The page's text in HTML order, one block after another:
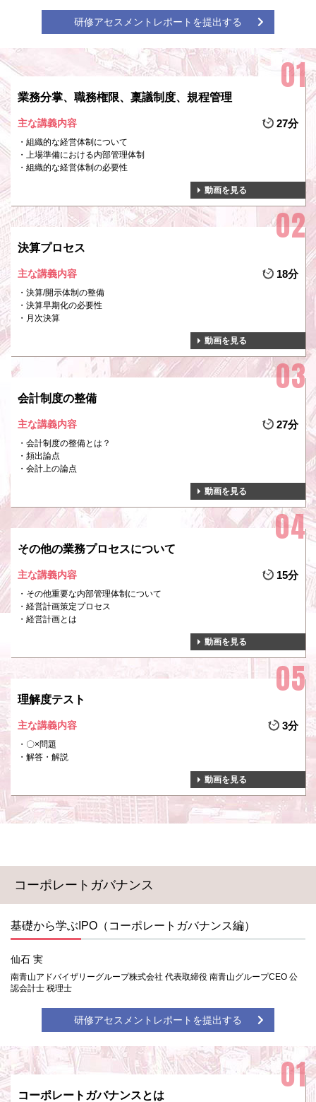
研修アセスメントレポートを提出する
業務分掌、職務権限、稟議制度、規程管理
主な講義内容 27分
組織的な経営体制について
上場準備における内部管理体制
組織的な経営体制の必要性
動画を見る
決算プロセス
主な講義内容 18分
決算/開示体制の整備
決算早期化の必要性
月次決算
動画を見る
会計制度の整備
主な講義内容 27分
会計制度の整備とは？
頻出論点
会計上の論点
動画を見る
その他の業務プロセスについて
主な講義内容 15分
その他重要な内部管理体制について
経営計画策定プロセス
経営計画とは
動画を見る
理解度テスト
主な講義内容 3分
〇×問題
解答・解説
動画を見る
コーポレートガバナンス
基礎から学ぶIPO（コーポレートガバナンス編）
仙石 実
南青山アドバイザリーグループ株式会社 代表取締役 南青山グループCEO 公
認会計士 税理士
研修アセスメントレポートを提出する
コーポレートガバナンスとは